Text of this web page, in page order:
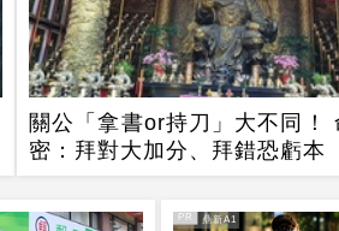
關公「拿書or持刀」大不同！
密：拜對大加分、拜錯恐虧本
PR
PR・鼎新A1